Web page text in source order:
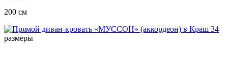
200 см
размеры